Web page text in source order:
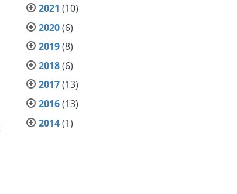
2021 (10)
2020(6)
2019(8)
2018(6)
2017(13)
2016(13)
2014(1)